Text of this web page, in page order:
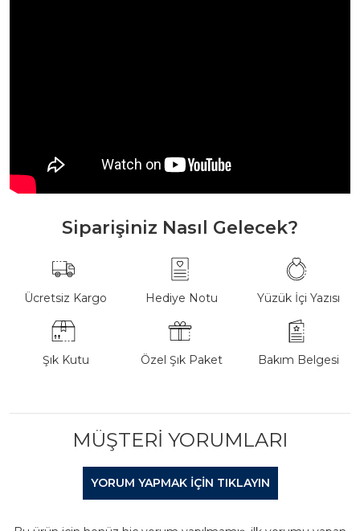
Siparişiniz Nasıl Gelecek?
Ücretsiz Kargo Hediye Notu Yüzük İçi Yazısı
Şık Kutu Özel Şık Paket Bakım Belgesi
MÜŞTERI YORUMLARI
YORUM YAPMAK IÇIN TIKLAYIN